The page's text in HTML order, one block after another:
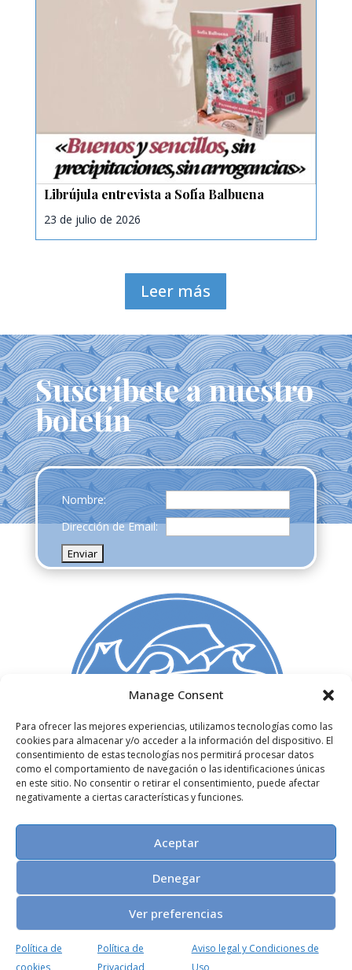
Manage Consent
Para ofrecer las mejores experiencias, utilizamos tecnologías como las
cookies para almacenar y/o acceder a la información del dispositivo. El
consentimiento de estas tecnologías nos permitirá procesar datos
como el comportamiento de navegación o las identificaciones únicas
en este sitio. No consentir o retirar el consentimiento, puede afectar
negativamente a ciertas características y funciones.
Aceptar
Denegar
Ver preferencias
Política de
cookies
Política de
Privacidad
Aviso legal y Condiciones de
Uso
Librújula entrevista a Sofía Balbuena
23 de julio de 2026
Leer más
Suscríbete a nuestro
boletín
Nombre:
Dirección de Email:
C/ Madera 3, 1º izq,
28004. Madrid, España
+34 91 522 72 51
info@paginasdeespuma.com
Nosotros
Política de Privacidad
Política de Cookies
© 1999-2026, Páginas de Espuma